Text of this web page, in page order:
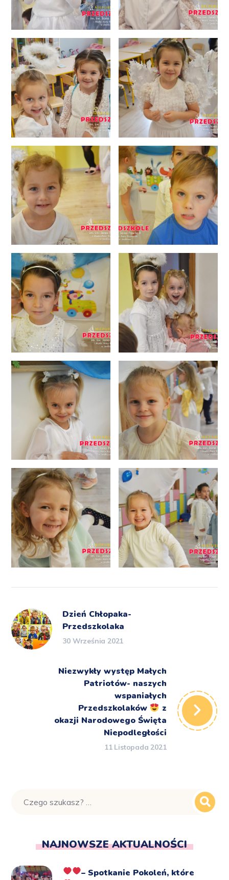
Dzień Chłopaka-
Przedszkolaka
30 Września 2021
Niezwykły występ Małych
Patriotów- naszych
wspaniałych
Przedszkolaków
z
okazji Narodowego Święta
Niepodległości
11 Listopada 2021
NAJNOWSZE AKTUALNOŚCI
– Spotkanie Pokoleń, które